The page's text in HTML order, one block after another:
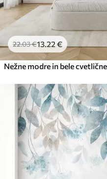
22.03€13 .22 €